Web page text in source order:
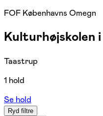
FOF Københavns Omegn
Kulturhøjskolen
Taastrup
1 hold
Se hold
Ryd filtre